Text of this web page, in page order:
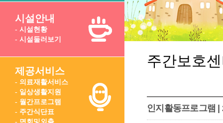
시설안내
- 시설현황
- 시설둘러보기
제공서비스
- 의료재활서비스
- 일상생활지원
- 월간프로그램
- 주간식단표
주간보호
인지활동프로그램